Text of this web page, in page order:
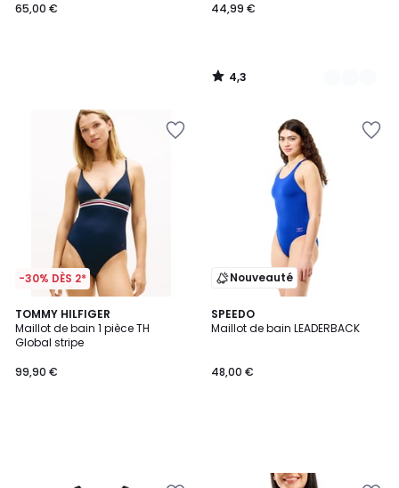
65,00 €
44,99 €
4,3
/
-30% DÈS 2*
TOMMY HILFIGER
Maillot de bain 1 pièce TH
Global stripe
99,90 €
Nouveauté
SPEEDO
Maillot de bain LEADERBACK
48,00 €